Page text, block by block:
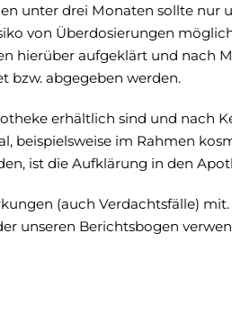
unter drei Monaten sollte nur
von Überdosierungen
hierüber aufgeklärt und nach
bzw. abgegeben werden.
erhältlich sind und nach
beispielsweise im Rahmen
ist die Aufklärung in den
(auch Verdachtsfälle)
unseren Berichtsbogen